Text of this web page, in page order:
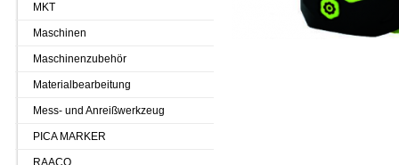
MKT
Maschinen
Maschinenzubehör
Materialbearbeitung
Mess- und Anreißwerkzeug
PICA MARKER
RAACO